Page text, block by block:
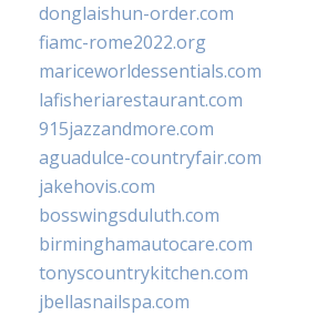
donglaishun-order.com
fiamc-rome2022.org
mariceworldessentials.com
lafisheriarestaurant.com
915jazzandmore.com
aguadulce-countryfair.com
jakehovis.com
bosswingsduluth.com
birminghamautocare.com
tonyscountrykitchen.com
jbellasnailspa.com